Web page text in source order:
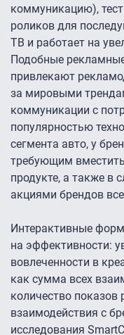
коммуникацию),
роликов для
ТВ и работает на
Подобные
привлекают
за мировыми
коммуникации с
популярностью
сегмента авто, у
требующим
продукте, а также в
акциями брендов
Интерактивные
на эффективности:
вовлеченности в
как сумма всех
количество показов
взаимодействия с
исследования